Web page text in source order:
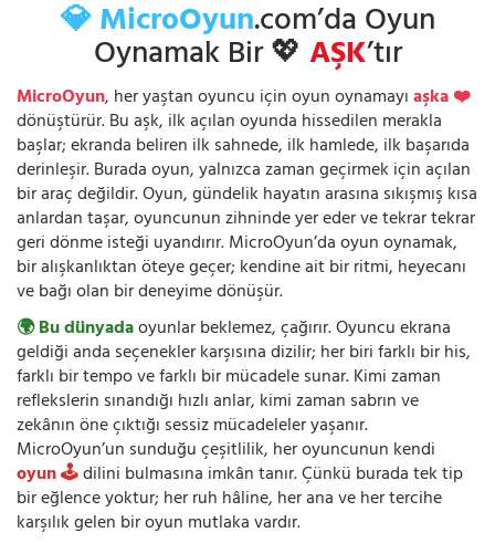
💎 MicroOyun.com’da Oyun
Oynamak Bir 💖AŞK’tır
MicroOyun, her yaştan oyuncu için oyun oynamayıaşka ❤️
dönüştürür. Bu aşk, ilk açılan oyunda hissedilen merakla
başlar; ekranda beliren ilk sahnede, ilk hamlede, ilk başarıda
derinleşir. Burada oyun, yalnızca zaman geçirmek için açılan
bir araç değildir. Oyun, gündelik hayatın arasına sıkışmış kısa
anlardan taşar, oyuncunun zihninde yer eder ve tekrar tekrar
geri dönme isteği uyandırır. MicroOyun’da oyun oynamak,
bir alışkanlıktan öteye geçer; kendine ait bir ritmi, heyecanı
ve bağı olan bir deneyime dönüşür.
🌍 Bu dünyadaoyunlar beklemez, çağırır. Oyuncu ekrana
geldiği anda seçenekler karşısına dizilir; her biri farklı bir his,
farklı bir tempo ve farklı bir mücadele sunar. Kimi zaman
reflekslerin sınandığı hızlı anlar, kimi zaman sabrın ve
zekânın öne çıktığı sessiz mücadeleler yaşanır.
MicroOyun’un sunduğu çeşitlilik, her oyuncunun kendi
oyun 🕹️dilini bulmasına imkân tanır. Çünkü burada tek tip
bir eğlence yoktur; her ruh hâline, her ana ve her tercihe
karşılık gelen bir oyun mutlaka vardır.